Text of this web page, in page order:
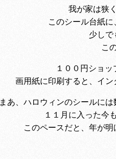
我が家は狭
このシール台紙
少しで
こ
１００円ショ
画用紙に印刷すると、イン
まあ、ハロウィンのシールに
１１月に入った今
このペースだと、年が